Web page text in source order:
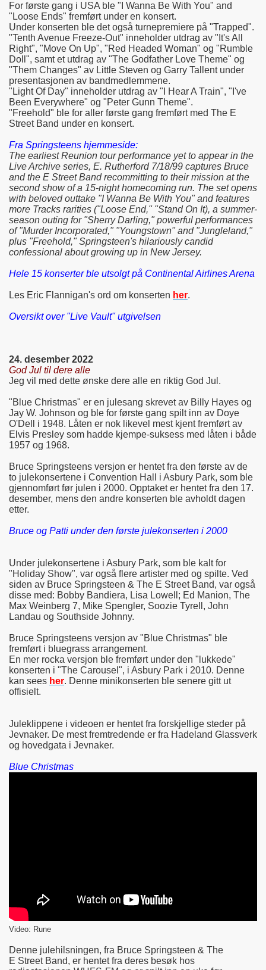
For første gang i USA ble "I Wanna Be With You" and
"Loose Ends" fremført under en konsert.
Under konserten ble det også turnepremiere på "Trapped".
"Tenth Avenue Freeze-Out" inneholder utdrag av "It's All
Right", "Move On Up", "Red Headed Woman" og "Rumble
Doll", samt et utdrag av "The Godfather Love Theme" og
"Them Changes" av Little Steven og Garry Tallent under
presentasjonen av bandmedlemmene.
"Light Of Day" inneholder utdrag av "I Hear A Train", "I've
Been Everywhere" og "Peter Gunn Theme".
"Freehold" ble for aller første gang fremført med The E
Street Band under en konsert.
Fra Springsteens hjemmeside:
The earliest Reunion tour performance yet to appear in the
Live Archive series, E. Rutherford 7/18/99 captures Bruce
and the E Street Band recommitting to their mission at the
second show of a 15-night homecoming run. The set opens
with beloved outtake "I Wanna Be With You" and features
more Tracks rarities ("Loose End," "Stand On It), a summer-
season outing for "Sherry Darling," powerful performances
of "Murder Incorporated," "Youngstown" and "Jungleland,"
plus "Freehold," Springsteen's hilariously candid
confessional about growing up in New Jersey.
Hele 15 konserter ble utsolgt på Continental Airlines Arena
Les Eric Flannigan's ord om konserten her.
Oversikt over "Live Vault" utgivelsen
24. desember 2022
God Jul til dere alle
Jeg vil med dette ønske dere alle en riktig God Jul.
"Blue Christmas" er en julesang skrevet av Billy Hayes og
Jay W. Johnson og ble for første gang spilt inn av Doye
O'Dell i 1948. Låten er nok likevel mest kjent fremført av
Elvis Presley som hadde kjempe-suksess med låten i både
1957 og 1968.
Bruce Springsteens versjon er hentet fra den første av de
to julekonsertene i Convention Hall i Asbury Park, som ble
gjennomført før julen i 2000. Opptaket er hentet fra den 17.
desember, mens den andre konserten ble avholdt dagen
etter.
Bruce og Patti under den første julekonserten i 2000
Under julekonsertene i Asbury Park, som ble kalt for
"Holiday Show", var også flere artister med og spilte. Ved
siden av Bruce Springsteen & The E Street Band, var også
disse med: Bobby Bandiera, Lisa Lowell; Ed Manion, The
Max Weinberg 7, Mike Spengler, Soozie Tyrell, John
Landau og Southside Johnny.
Bruce Springsteens versjon av "Blue Christmas" ble
fremført i bluegrass arrangement.
En mer rocka versjon ble fremført under den "lukkede"
konserten i "The Carousel", i Asbury Park i 2010. Denne
kan sees her. Denne minikonserten ble senere gitt ut
offisielt.
Juleklippene i videoen er hentet fra forskjellige steder på
Jevnaker. De mest fremtredende er fra Hadeland Glassverk
og hovedgata i Jevnaker.
Blue Christmas
Video: Rune
Denne julehilsningen, fra Bruce Springsteen & The
E Street Band, er hentet fra deres besøk hos